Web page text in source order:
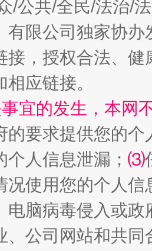
刚被判无期 从幼
/公共/全民/法治/
有限公司独家协
接，授权合法、
应链接。
宜的发生，本网
的要求提供您的个
人信息泄漏； ⑶
况使用您的个人
电脑病毒侵入或
、公司网站和共